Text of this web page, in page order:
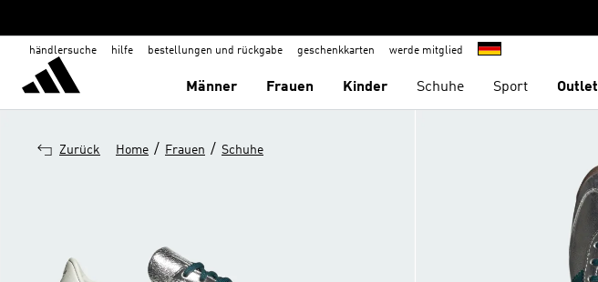
händlersuche hilfe bestellungen und rückgabe geschenkkarten werde mitglied
Männer Frauen Kinder Schuhe Sport Outlet
Zurück Home / Frauen / Schuhe